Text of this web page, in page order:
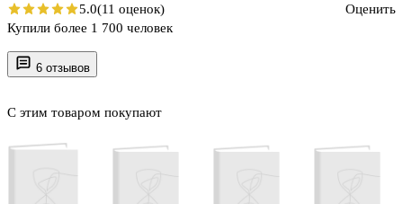
6 отзывов
С этим товаром покупают
5.0(11 оценок)
Оценить
Купили более 1 700 человек